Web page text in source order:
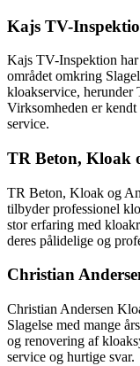
Kajs TV-
Kajs TV-Inspektion
området omkring
kloakservice, herunder
Virksomheden er
service.
TR Beton, Kloak
TR Beton, Kloak og
tilbyder professionel
stor erfaring med
deres pålidelige og
Christian
Christian Andersen
Slagelse med mange
og renovering af
service og hurtige svar.